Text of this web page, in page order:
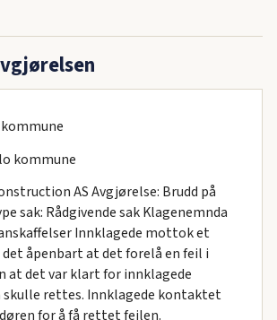
kommune
AS Avgjørelse: Brudd på
sak: Rådgivende sak Klagenemnda
Innklagede mottok et
åpenbart at det forelå en feil i
at det var klart for innklagede
skulle rettes. Innklagede kontaktet
for å få rettet feilen.